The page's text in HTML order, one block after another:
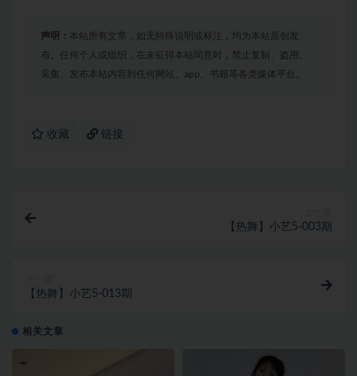
声明： 本站所有文章，如无特殊说明或标注，均为本站原创发
布。任何个人或组织，在未征得本站同意时，禁止复制、盗用、
采集、发布本站内容到任何网站、app、书籍等各类媒体平台。
收藏 链接
【热舞】小艺5-003期
【热舞】小艺5-013期
相关文章